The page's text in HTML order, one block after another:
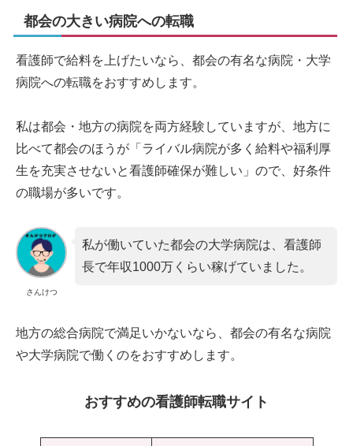
都会の大きい病院への転職
看護師で給料を上げたいなら、都会の有名な病院・大学
病院への転職をおすすめします。
私は都会・地方の病院を両方経験していますが、地方に
比べて都会のほうが「ライバル病院が多く給料や福利厚
生を充実させないと看護師確保が難しい」ので、好条件
の職場が多いです。
さんけつ
私が働いていた都会の大学病院は、看護師
長で年収1000万くらい稼げていました。
地方の総合病院で満足いかないなら、都会の有名な病院
や大学病院で働くのをおすすめします。
おすすめの看護師転職サイト